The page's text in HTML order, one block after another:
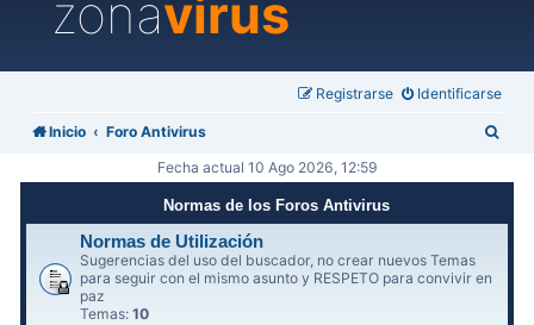
zonavirus
Identificarse
Registrarse
Inicio Foro Antivirus
c
Fecha actual 10 Ago 2026, 12:59
Normas de los Foros Antivirus
Normas de Utilización
Sugerencias del uso del buscador, no crear nuevos Temas
para seguir con el mismo asunto y RESPETO para convivir en
paz
Temas:10